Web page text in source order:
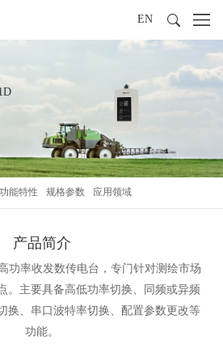
EN
功能特性 规格参数 应用领域
产品简介
功率收发数传电台，专门针对测绘市场
。主要具备高低功率切换、同频或异频
换、串口波特率切换、配置参数更改等
功能。